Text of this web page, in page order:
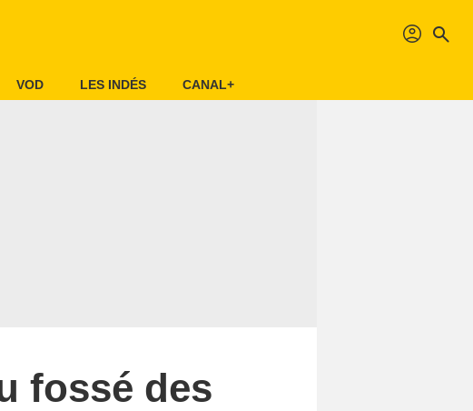
profil search
VOD LES INDÉS CANAL+
fossé des